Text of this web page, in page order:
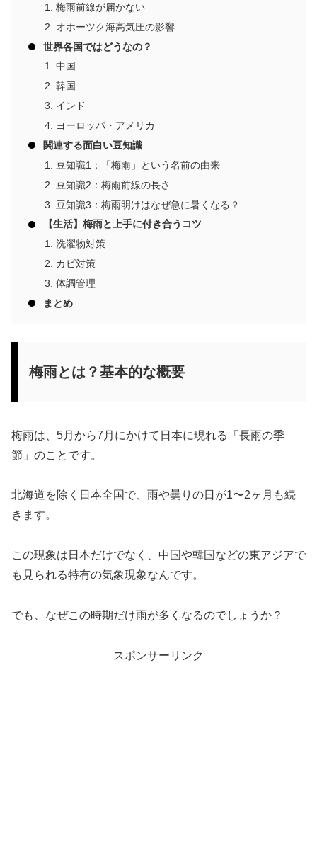
梅雨前線が届かない
オホーツク海高気圧の影響
世界各国ではどうなの？
中国
韓国
インド
ヨーロッパ・アメリカ
関連する面白い豆知識
豆知識1：「梅雨」という名前の由来
豆知識2：梅雨前線の長さ
豆知識3：梅雨明けはなぜ急に暑くなる？
【生活】梅雨と上手に付き合うコツ
洗濯物対策
カビ対策
体調管理
まとめ
梅雨とは？基本的な概要
梅雨は、5月から7月にかけて日本に現れる「長雨の季
節」のことです。
北海道を除く日本全国で、雨や曇りの日が1〜2ヶ月も続
きます。
この現象は日本だけでなく、中国や韓国などの東アジアで
も見られる特有の気象現象なんです。
でも、なぜこの時期だけ雨が多くなるのでしょうか？
スポンサーリンク